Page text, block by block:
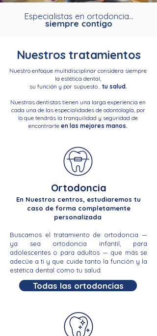
Especialistas en ortodoncia...
siempre contigo
Nuestros tratamientos
Nuestro enfoque multidisciplinar considera siempre
la estética dental,
su función y por supuesto... tu salud.
Nuestras dentistas tienen una larga experiencia en
cada una de las especialidades de odontología, por
lo que tendrás la tranquilidad y seguridad de
encontrarte en las mejores manos.
Ortodoncia
En Nuestros centros, estudiaremos tu
caso de forma completamente
personalizada
Buscamos el tratamiento de ortodoncia —
ya sea ortodoncia infantil, para
adolescentes o para adultos — que más se
adecúe a ti y que cuide tanto la función y la
estética dental como tu salud.
Todas las ortodoncias